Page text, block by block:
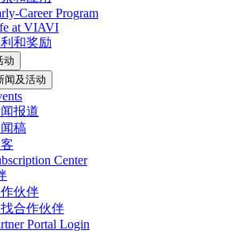
Career Program
at VIAVI
和奖励
动
闻及活动
报道
稿
Center
伙伴
合作伙伴
Portal Login